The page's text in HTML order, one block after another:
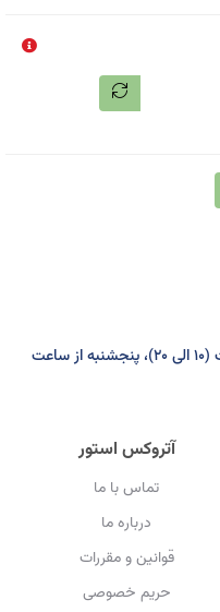
شنبه تا چهارشنبه از ساعت (۱۰ الی ۲۰)، پنجشنبه از ساعت
آتروکس استور
تماس با ما
درباره ما
قوانین و مقررات
حریم خصوصی